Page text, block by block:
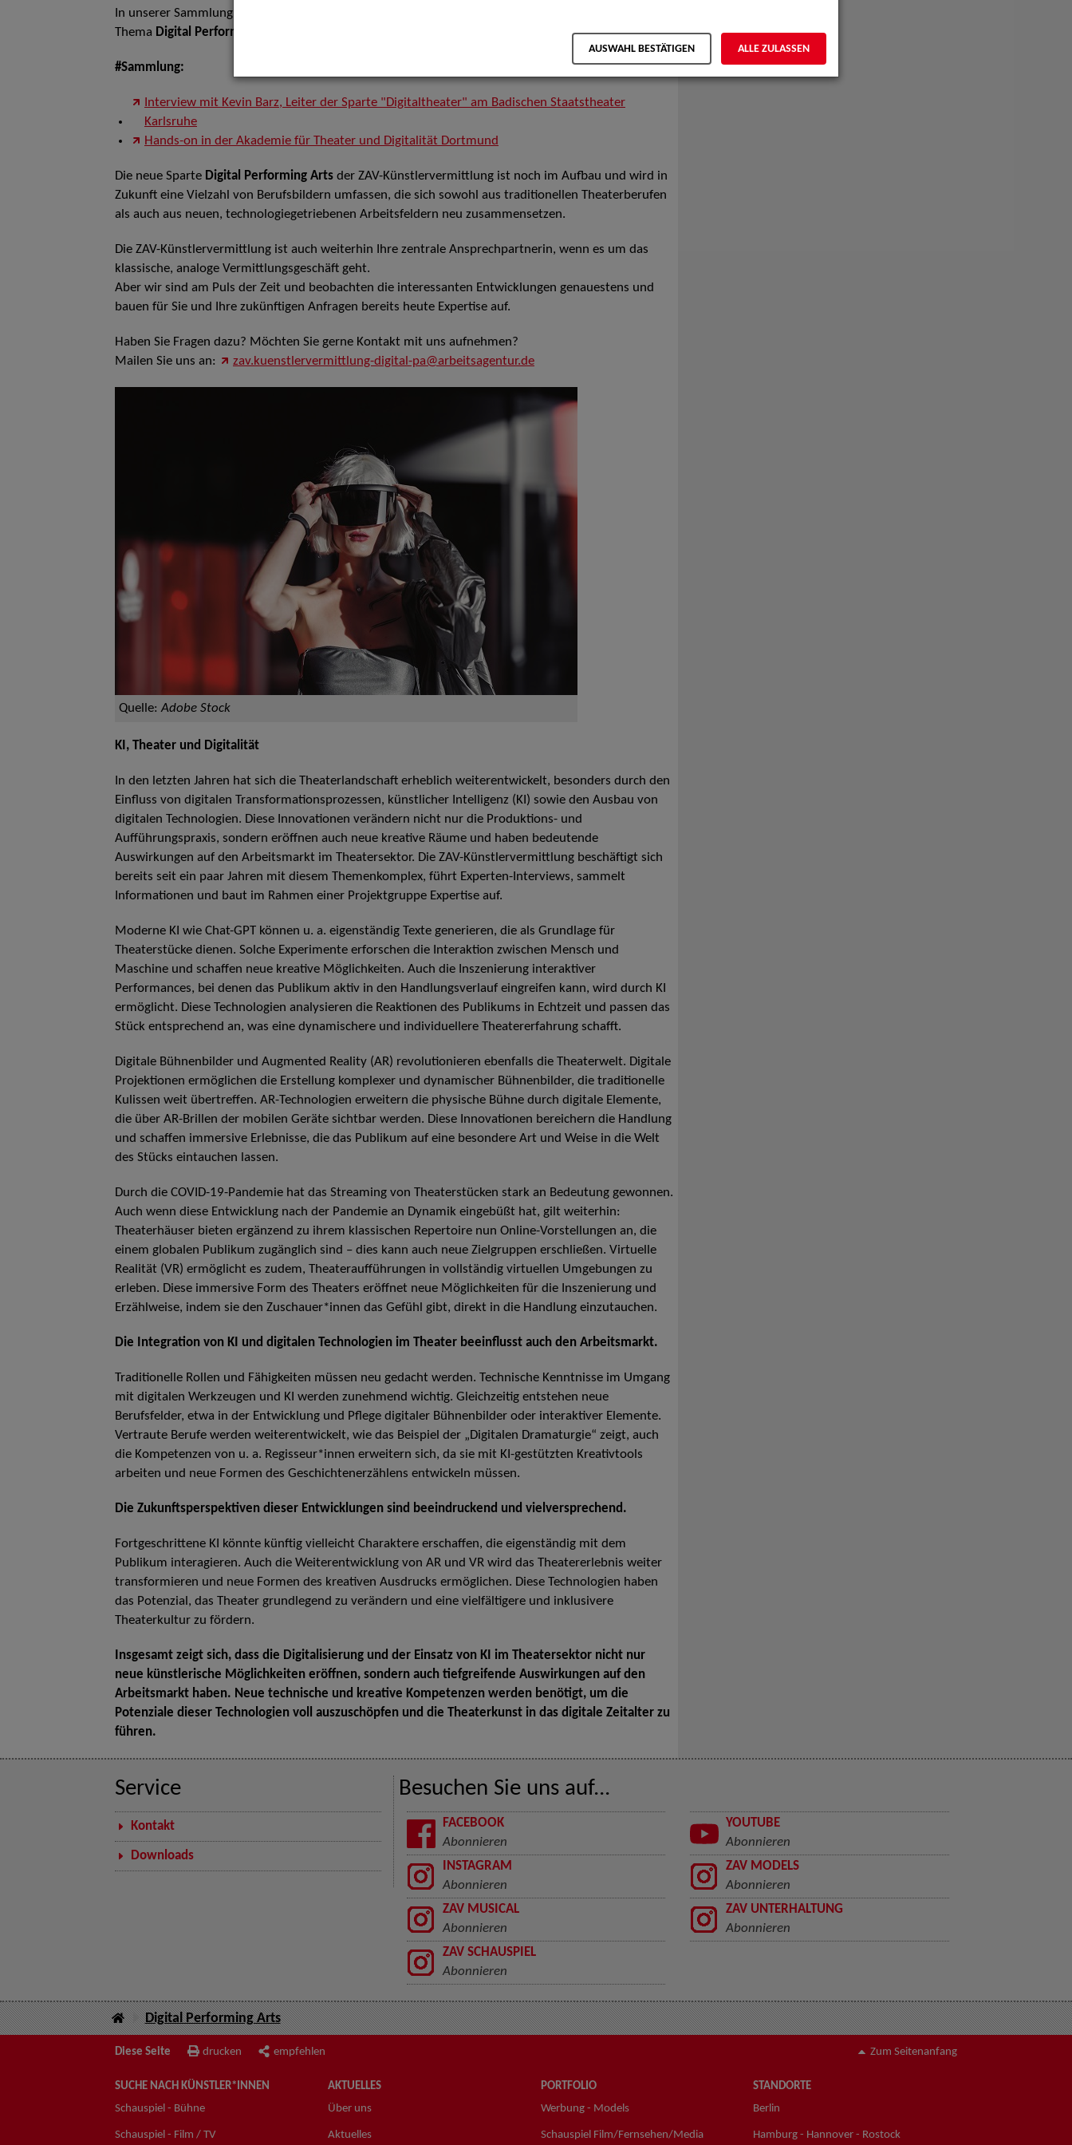
In unserer Sammlung berichten wir regelmäßig mit unterschiedlichen Themenschwerpunkten zum
Thema Digital Performing Arts
#Sammlung:
Interview mit Kevin Barz, Leiter der Sparte "Digitaltheater" am Badischen Staatstheater
Karlsruhe
Hands-on in der Akademie für Theater und Digitalität Dortmund
Die neue Sparte Digital Performing Arts der ZAV-Künstlervermittlung ist noch im Aufbau und wird in
Zukunft eine Vielzahl von Berufsbildern umfassen, die sich sowohl aus traditionellen Theaterberufen
als auch aus neuen, technologiegetriebenen Arbeitsfeldern neu zusammensetzen.
Die ZAV-Künstlervermittlung ist auch weiterhin Ihre zentrale Ansprechpartnerin, wenn es um das
klassische, analoge Vermittlungsgeschäft geht.
Aber wir sind am Puls der Zeit und beobachten die interessanten Entwicklungen genauestens und
bauen für Sie und Ihre zukünftigen Anfragen bereits heute Expertise auf.
Haben Sie Fragen dazu? Möchten Sie gerne Kontakt mit uns aufnehmen?
Mailen Sie uns an:
zav.kuenstlervermittlung-digital-pa@arbeitsagentur.de
Quelle: Adobe Stock
KI, Theater und Digitalität
In den letzten Jahren hat sich die Theaterlandschaft erheblich weiterentwickelt, besonders durch den
Einfluss von digitalen Transformationsprozessen, künstlicher Intelligenz (KI) sowie den Ausbau von
digitalen Technologien. Diese Innovationen verändern nicht nur die Produktions- und
Aufführungspraxis, sondern eröffnen auch neue kreative Räume und haben bedeutende
Auswirkungen auf den Arbeitsmarkt im Theatersektor. Die ZAV-Künstlervermittlung beschäftigt sich
bereits seit ein paar Jahren mit diesem Themenkomplex, führt Experten-Interviews, sammelt
Informationen und baut im Rahmen einer Projektgruppe Expertise auf.
Moderne KI wie Chat-GPT können u. a. eigenständig Texte generieren, die als Grundlage für
Theaterstücke dienen. Solche Experimente erforschen die Interaktion zwischen Mensch und
Maschine und schaffen neue kreative Möglichkeiten. Auch die Inszenierung interaktiver
Performances, bei denen das Publikum aktiv in den Handlungsverlauf eingreifen kann, wird durch KI
ermöglicht. Diese Technologien analysieren die Reaktionen des Publikums in Echtzeit und passen das
Stück entsprechend an, was eine dynamischere und individuellere Theatererfahrung schafft.
Digitale Bühnenbilder und Augmented Reality (AR) revolutionieren ebenfalls die Theaterwelt. Digitale
Projektionen ermöglichen die Erstellung komplexer und dynamischer Bühnenbilder, die traditionelle
Kulissen weit übertreffen. AR-Technologien erweitern die physische Bühne durch digitale Elemente,
die über AR-Brillen der mobilen Geräte sichtbar werden. Diese Innovationen bereichern die Handlung
und schaffen immersive Erlebnisse, die das Publikum auf eine besondere Art und Weise in die Welt
des Stücks eintauchen lassen.
Durch die COVID-19-Pandemie hat das Streaming von Theaterstücken stark an Bedeutung gewonnen.
Auch wenn diese Entwicklung nach der Pandemie an Dynamik eingebüßt hat, gilt weiterhin:
Theaterhäuser bieten ergänzend zu ihrem klassischen Repertoire nun Online-Vorstellungen an, die
einem globalen Publikum zugänglich sind – dies kann auch neue Zielgruppen erschließen. Virtuelle
Realität (VR) ermöglicht es zudem, Theateraufführungen in vollständig virtuellen Umgebungen zu
erleben. Diese immersive Form des Theaters eröffnet neue Möglichkeiten für die Inszenierung und
Erzählweise, indem sie den Zuschauer*innen das Gefühl gibt, direkt in die Handlung einzutauchen.
Die Integration von KI und digitalen Technologien im Theater beeinflusst auch den Arbeitsmarkt.
Traditionelle Rollen und Fähigkeiten müssen neu gedacht werden. Technische Kenntnisse im Umgang
mit digitalen Werkzeugen und KI werden zunehmend wichtig. Gleichzeitig entstehen neue
Berufsfelder, etwa in der Entwicklung und Pflege digitaler Bühnenbilder oder interaktiver Elemente.
Vertraute Berufe werden weiterentwickelt, wie das Beispiel der „Digitalen Dramaturgie“ zeigt, auch
die Kompetenzen von u. a. Regisseur*innen erweitern sich, da sie mit KI-gestützten Kreativtools
arbeiten und neue Formen des Geschichtenerzählens entwickeln müssen.
Die Zukunftsperspektiven dieser Entwicklungen sind beeindruckend und vielversprechend.
Fortgeschrittene KI könnte künftig vielleicht Charaktere erschaffen, die eigenständig mit dem
Publikum interagieren. Auch die Weiterentwicklung von AR und VR wird das Theatererlebnis weiter
transformieren und neue Formen des kreativen Ausdrucks ermöglichen. Diese Technologien haben
das Potenzial, das Theater grundlegend zu verändern und eine vielfältigere und inklusivere
Theaterkultur zu fördern.
Insgesamt zeigt sich, dass die Digitalisierung und der Einsatz von KI im Theatersektor nicht nur
neue künstlerische Möglichkeiten eröffnen, sondern auch tiefgreifende Auswirkungen auf den
Arbeitsmarkt haben. Neue technische und kreative Kompetenzen werden benötigt, um die
Potenziale dieser Technologien voll auszuschöpfen und die Theaterkunst in das digitale Zeitalter zu
führen.
Service
Kontakt
Downloads
Besuchen Sie uns auf...
FACEBOOK
Abonnieren
YOUTUBE
Abonnieren
INSTAGRAM
Abonnieren
ZAV MODELS
Abonnieren
ZAV MUSICAL
Abonnieren
ZAV UNTERHALTUNG
Abonnieren
ZAV SCHAUSPIEL
Abonnieren
Digital Performing Arts
Diese Seite drucken empfehlen Zum Seitenanfang
SUCHE NACH KÜNSTLER*INNEN
Schauspiel - Bühne
Schauspiel - Film / TV
AKTUELLES
Über uns
Aktuelles
PORTFOLIO
Werbung - Models
Schauspiel Film/Fernsehen/Media
STANDORTE
Berlin
Hamburg - Hannover - Rostock
AUSWAHL BESTÄTIGEN ALLE ZULASSEN